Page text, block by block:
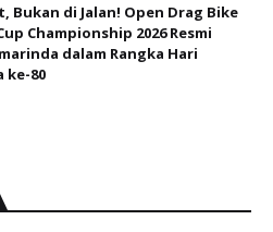
Bukan di Jalan! Open Drag Bike
Championship 2026 Resmi
dalam Rangka Hari
ke-80